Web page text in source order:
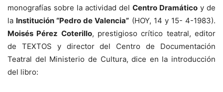
monografías sobre la actividad del Centro Dramático y de
la Institución “Pedro de Valencia” (HOY, 14 y 15- 4-1983).
Moisés Pérez Coterillo, prestigioso crítico teatral, editor
de TEXTOS y director del Centro de Documentación
Teatral del Ministerio de Cultura, dice en la introducción
del libro: